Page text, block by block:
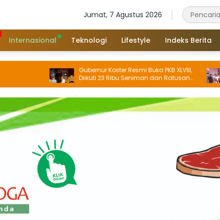
Jumat, 7 Agustus 2026
Internasional Teknologi Lifestyle Indeks Berita
Gubernur Koster Resmi Buka PKB XLVIII,
Diikuti 23 Ribu Seniman dan Ratusan
Sekaa, IKM/UMKM Digratiskan